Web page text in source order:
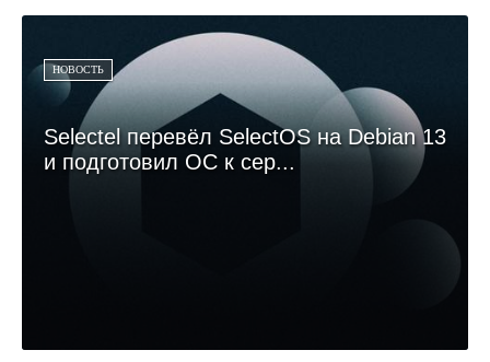
НОВОСТЬ
Selectel перевёл SelectOS на Debian 13
и подготовил ОС к сер...